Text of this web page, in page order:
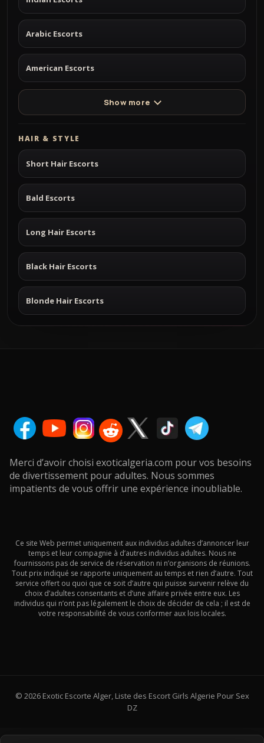
Arabic Escorts
American Escorts
Show more
HAIR & STYLE
Short Hair Escorts
Bald Escorts
Long Hair Escorts
Black Hair Escorts
Blonde Hair Escorts
Merci d’avoir choisi exoticalgeria.com pour vos besoins
de divertissement pour adultes. Nous sommes
impatients de vous offrir une expérience inoubliable.
Ce site Web permet uniquement aux individus adultes d’annoncer leur
temps et leur compagnie à d’autres individus adultes. Nous ne
fournissons pas de service de réservation ni n’organisons de réunions.
Tout prix indiqué se rapporte uniquement au temps et rien d’autre. Tout
service offert ou quoi que ce soit d’autre qui puisse survenir relève du
choix d’adultes consentants et d’une affaire privée entre eux. Les
individus qui n’ont pas légalement le choix de décider de cela ; il est de
votre responsabilité de vous conformer aux lois locales.
© 2026 Exotic Escorte Alger, Liste des Escort Girls Algerie Pour Sex
DZ